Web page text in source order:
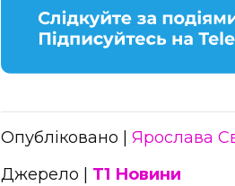
Опубліковано | Ярослава
Джерело | Т1 Новини